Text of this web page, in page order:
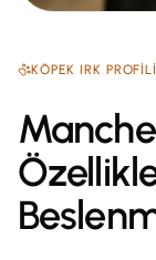
KÖPEK IRK PROFILI